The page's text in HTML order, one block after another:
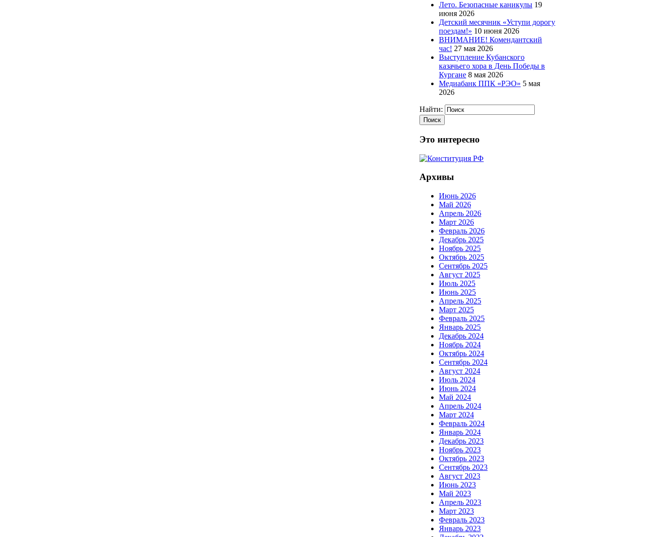
Лето. Безопасные каникулы 19
июня 2026
Детский месячник «Уступи дорогу
поездам!» 10 июня 2026
ВНИМАНИЕ! Комендантский
час! 27 мая 2026
Выступление Кубанского
казачьего хора в День Победы в
Кургане 8 мая 2026
Медиабанк ППК «РЭО» 5 мая
2026
Найти:
Это интересно
Архивы
Июнь 2026
Май 2026
Апрель 2026
Март 2026
Февраль 2026
Декабрь 2025
Ноябрь 2025
Октябрь 2025
Сентябрь 2025
Август 2025
Июль 2025
Июнь 2025
Апрель 2025
Март 2025
Февраль 2025
Январь 2025
Декабрь 2024
Ноябрь 2024
Октябрь 2024
Сентябрь 2024
Август 2024
Июль 2024
Июнь 2024
Май 2024
Апрель 2024
Март 2024
Февраль 2024
Январь 2024
Декабрь 2023
Ноябрь 2023
Октябрь 2023
Сентябрь 2023
Август 2023
Июнь 2023
Май 2023
Апрель 2023
Март 2023
Февраль 2023
Январь 2023